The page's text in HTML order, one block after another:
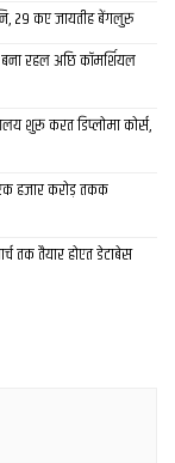
29 कए जायतीह बेंगलुरु
रहल अछि कॉमर्शियल
शुरू करत डिप्लोमा कोर्स,
हजार करोड़ तकक
तक तैयार होएत डेटाबेस